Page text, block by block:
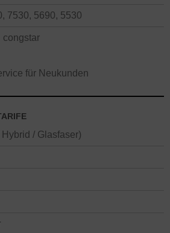
7530, 5690, 5530
congstar
/ Glasfaser)